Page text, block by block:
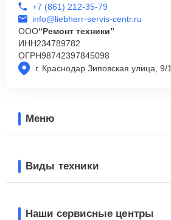
г. Краснодар Зиповская улица, 9/1
+7 (861) 212-35-79
info@liebherr-servis-centr.ru
ООО“Ремонт техники”
ИНН234789782
ОГРН98742397845098
Меню
Виды техники
Наши сервисные центры